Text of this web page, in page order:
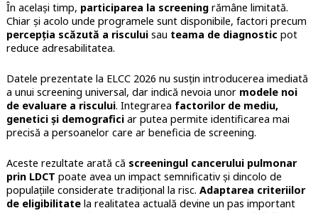
În același timp, participarea la screeningrămâne limitată.
Chiar și acolo unde programele sunt disponibile, factori precum
percepția scăzută a risculuisau teama de diagnostic pot
reduce adresabilitatea.
Datele prezentate la ELCC 2026 nu susțin introducerea imediată
a unui screening universal, dar indică nevoia unor modele noi
de evaluare a riscului. Integrarea factorilor de mediu,
genetici și demograficiar putea permite identificarea mai
precisă a persoanelor care ar beneficia de screening.
Aceste rezultate arată că screeningul cancerului pulmonar
prin LDCT poate avea un impact semnificativ și dincolo de
populațiile considerate tradițional la risc. Adaptarea criteriilor
de eligibilitatela realitatea actuală devine un pas important